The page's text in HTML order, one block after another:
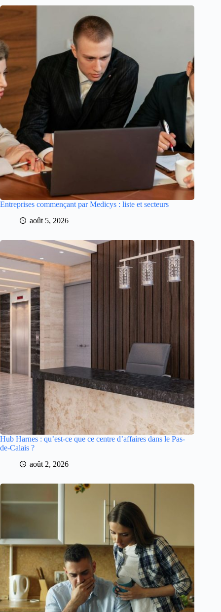
Entreprises commençant par Medicys : liste et secteurs
août 5, 2026
Hub Harnes : qu’est-ce que ce centre d’affaires dans le Pas-
de-Calais ?
août 2, 2026